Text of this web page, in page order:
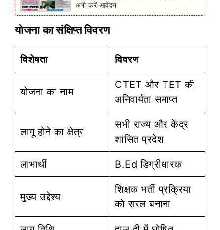
अभी करें आवेदन
योजना का संक्षिप्त विवरण
विशेषता विवरण
योजना का नाम
CTET और TET की
अनिवार्यता समाप्त
लागू होने का क्षेत्र
सभी राज्य और केंद्र
शासित प्रदेश
लाभार्थी B.Ed डिग्रीधारक
मुख्य उद्देश्य
शिक्षक भर्ती प्रक्रिया
को सरल बनाना